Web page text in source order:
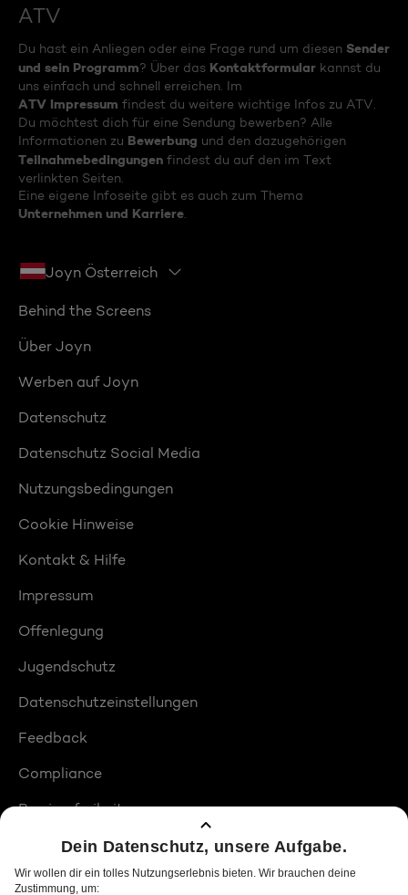
ATV
Du hast ein Anliegen oder eine Frage rund um diesen Sender
und sein Programm? Über das Kontaktformular kannst du
uns einfach und schnell erreichen. Im
ATV Impressum findest du weitere wichtige Infos zu ATV.
Du möchtest dich für eine Sendung bewerben? Alle
Informationen zu Bewerbung und den dazugehörigen
Teilnahmebedingungen findest du auf den im Text
verlinkten Seiten.
Eine eigene Infoseite gibt es auch zum Thema
Unternehmen und Karriere
Joyn Österreich
Behind the Screens
Über Joyn
Werben auf Joyn
Datenschutz
Datenschutz Social Media
Nutzungsbedingungen
Cookie Hinweise
Kontakt & Hilfe
Impressum
Offenlegung
Jugendschutz
Datenschutzeinstellungen
Feedback
Compliance
Barrierefreiheit
Produktplatzierungen